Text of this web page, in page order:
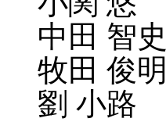
中田 智史
牧田 俊明
劉 小路